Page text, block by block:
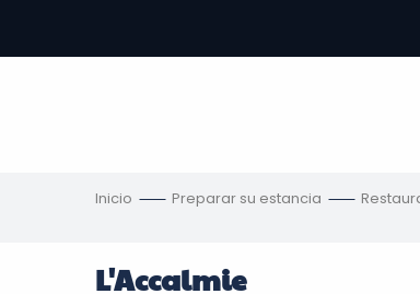
contenu
Inicio Preparar su estancia
L'Accalmie